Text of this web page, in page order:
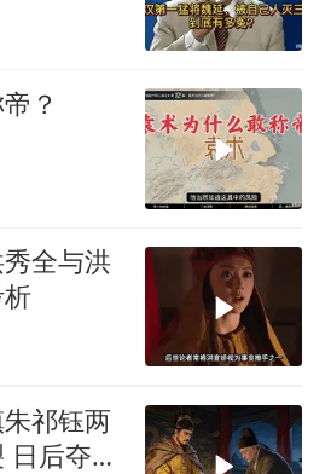
？
全与洪
祁钰两
日后夺门